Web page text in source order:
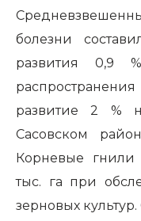
болезни
развития 0,9
развитие 2 %
Сасовском
Корневые
тыс. га при
зерновых